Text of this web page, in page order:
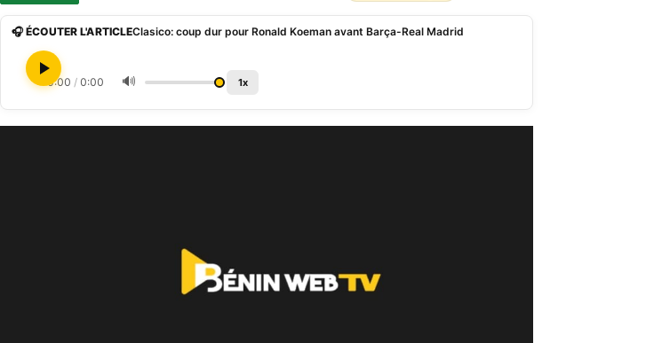
🎧 ÉCOUTER L'ARTICLEClasico: coup dur pour Ronald Koeman avant Barça-Real Madrid
0:00 / 0:00 🔊 1x